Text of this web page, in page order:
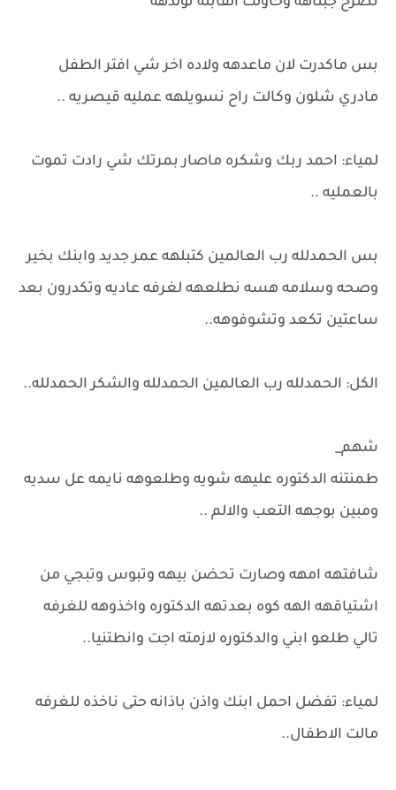
بس ماكدرت لان ماعدهه ولاده اخر شي افتر الطفل
مادري شلون وكالت راح نسويلهه عمليه قيصريه ..
لمياء: احمد ربك وشكره ماصار بمرتك شي رادت تموت
بالعمليه ..
بس الحمدلله رب العالمين كتبلهه عمر جديد وابنك بخير
وصحه وسلامه هسه نطلعهه لغرفه عاديه وتكدرون بعد
ساعتين تكعد وتشوفوهه..
الكل: الحمدلله رب العالمين الحمدلله والشكر الحمدلله..
شهم_
طمنتنه الدكتوره عليهه شويه وطلعوهه نايمه عل سديه
ومبين بوجهه التعب والالم ..
شافتهه امهه وصارت تحضن بيهه وتبوس وتبجي من
اشتياقهه الهه كوه بعدتهه الدكتوره واخذوهه للغرفه
تالي طلعو ابني والدكتوره لازمته اجت وانطتنيا..
لمياء: تفضل احمل ابنك واذن باذانه حتى ناخذه للغرفه
مالت الاطفال..